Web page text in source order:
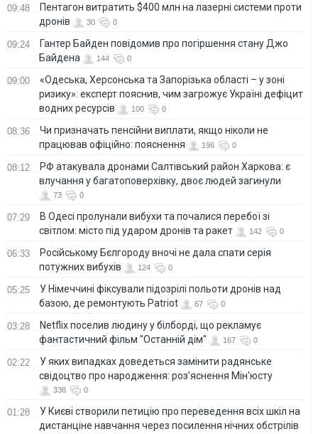
09:48
Пентагон витратить $400 млн на лазерні системи проти
дронів
30 0
09:24
Гантер Байден повідомив про погіршення стану Джо
Байдена
144 0
09:00
«Одеська, Херсонська та Запорізька області – у зоні
ризику»: експерт пояснив, чим загрожує Україні дефіцит
водних ресурсів
100 0
08:36
Чи призначать пенсійни виплати, якщо ніколи не
працював офіційно: пояснення
196 0
08:12
РФ атакувала дронами Салтівський район Харкова: є
влучання у багатоповерхівку, двоє людей загинули
73 0
07:29
В Одесі пролунали вибухи та почалися перебої зі
світлом: місто під ударом дронів та ракет
142 0
06:33
Російському Бєлгороду вночі не дала спати серія
потужних вибухів
124 0
05:25
У Німеччині фіксували підозрілі польоти дронів над
базою, де ремонтують Patriot
67 0
03:28
Netflix поселив людину у білборді, що рекламує
фантастичний фільм "Останній дім"
167 0
02:22
У яких випадках доведеться замінити радянське
свідоцтво про народження: роз'яснення Мін'юсту
338 0
01:28
У Києві створили петицію про переведення всіх шкіл на
дистанціне навчання через посилення нічних обстрілів